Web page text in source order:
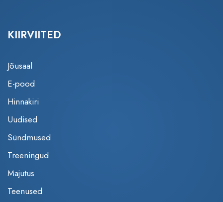
KIIRVIITED
Jõusaal
E-pood
Hinnakiri
Uudised
Sündmused
Treeningud
Majutus
Teenused